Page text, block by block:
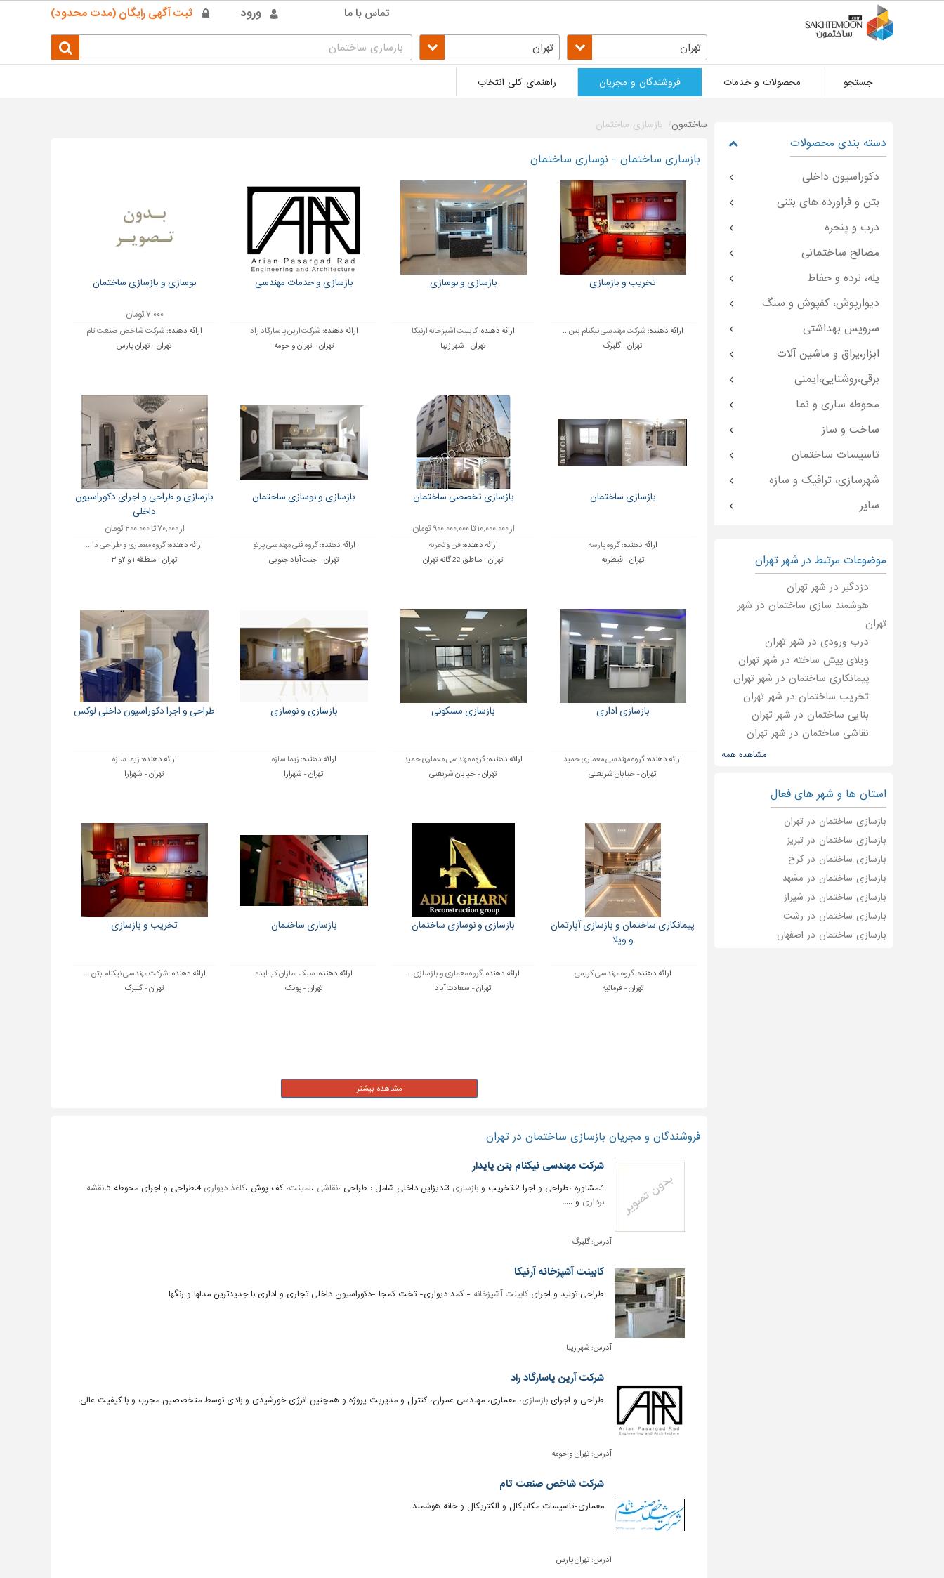
ورود ثبت آگهی رایگان (مدت محدود) تماس با ما
تهران تهران
جستجو محصولات و خدمات فروشندگان و مجریان راهنمای کلی انتخاب
ساختمون بازسازی ساختمان
بازسازی ساختمان - نوسازی ساختمان
تخریب و بازسازی
ارائه دهنده: شرکت مهندسی نیکنام بتن...
تهران - گلبرگ
بازسازی و نوسازی
ارائه دهنده:کابینت آشپزخانه آرنیکا
تهران - شهر زیبا
بازسازی و خدمات مهندسی
ارائه دهنده: شرکت آرین پاسارگاد راد
تهران - تهران و حومه
نوسازی و بازسازی ساختمان
۷,۰۰۰ تومان
ارائه دهنده: شرکت شاخص صنعت تام
تهران - تهران پارس
بازسازی ساختمان
ارائه دهنده:گروه پارسه
تهران - قیطریه
بازسازی تخصصی ساختمان
از ۱۰,۰۰۰,۰۰۰ تا ۹۰۰,۰۰۰,۰۰۰ تومان
ارائه دهنده:فن وتجربه
تهران - مناطق 22 گانه تهران
بازسازی و نوسازی ساختمان
ارائه دهنده:گروه فنی مهندسی پرتو
تهران - جنت آباد جنوبی
بازسازی و طراحی و اجرای دکوراسیون
داخلی
از ۷۰,۰۰۰ تا ۲۰۰,۰۰۰ تومان
ارائه دهنده:گروه معماری و طراحی دا...
تهران - منطقه ۱ و ۲و ۳
بازسازی اداری
ارائه دهنده:گروه مهندسی معماری حمید
تهران - خیابان شریعتی
بازسازی مسکونی
ارائه دهنده:گروه مهندسی معماری حمید
تهران - خیابان شریعتی
بازسازی و نوسازی
ارائه دهنده: زیما سازه
تهران - شهرآرا
طراحی و اجرا دکوراسیون داخلی لوکس
ارائه دهنده: زیما سازه
تهران - شهرآرا
پیمانکاری ساختمان و بازسازی آپارتمان
و ویلا
ارائه دهنده:گروه مهندسی کریمی
تهران - فرمانیه
بازسازی و نوسازی ساختمان
ارائه دهنده:گروه معماری و بازسازی...
تهران - سعادت آباد
بازسازی ساختمان
ارائه دهنده: سبک سازان کیا ایده
تهران - پونک
تخریب و بازسازی
ارائه دهنده: شرکت مهندسی نیکنام بتن ...
تهران - گلبرگ
فروشندگان و مجریان بازسازی ساختمان در تهران
شرکت مهندسی نیکنام بتن پایدار
1.مشاوره ،طراحی و اجرا 2.تخریب و بازسازی نقاشی ،لمینت، کف پوش ،کاغذ دیواری
نقشه
برداری و .....
آدرس:گلبرگ
کابینت آشپزخانه آرنیکا
طراحی تولید و اجرای کابینت آشپزخانه - کمد دیواری- تخت کمجا -دکوراسیون داخلی تجاری و اداری با جدیدترین مدلها و رنگها
آدرس: شهر زیبا
شرکت آرین پاسارگاد راد
طراحی و اجرای بازسازی، معماری، مهندسی عمران، کنترل و مدیریت پروژه و همچنین انرژی خورشیدی و بادی توسط متخصصین مجرب و با کیفیت عالی.
آدرس: تهران و حومه
شرکت شاخص صنعت تام
معماری-تاسیسات مکانیکال و الکتریکال و خانه هوشمند
آدرس: تهران پارس
دسته بندی محصولات
دکوراسیون داخلی
بتن و فراورده های بتنی
درب و پنجره
مصالح ساختمانی
پله، نرده و حفاظ
دیوارپوش، کفپوش و سنگ
سرویس بهداشتی
ابزار،یراق و ماشین آلات
برقی،روشنایی،ایمنی
محوطه سازی و نما
ساخت و ساز
تاسیسات ساختمان
شهرسازی، ترافیک و سازه
سایر
موضوعات مرتبط در شهر تهران
دزدگیر در شهر تهران
هوشمند سازی ساختمان در شهر
تهران
درب ورودی در شهر تهران
ویلای پیش ساخته در شهر تهران
پیمانکاری ساختمان در شهر تهران
تخریب ساختمان در شهر تهران
بنایی ساختمان در شهر تهران
نقاشی ساختمان در شهر تهران
تعمیر ساختمان در شهر تهران
گود برداری ساختمان در شهر تهران
نقشه کشی ساختمان در شهر تهران
نقشه برداری ساختمان در شهر
تهران
گچ کاری ساختمان در شهر تهران
بازسازی و نوسازی ساختمان در شهر
تهران
نوسازی ساختمان در شهر تهران
نورپردازی ساختمان در شهر تهران
مشاهده همه
استان ها و شهر های فعال
بازسازی ساختمان در تهران
بازسازی ساختمان در تبریز
بازسازی ساختمان در کرج
بازسازی ساختمان در مشهد
بازسازی ساختمان در شیراز
بازسازی ساختمان در رشت
بازسازی ساختمان در اصفهان